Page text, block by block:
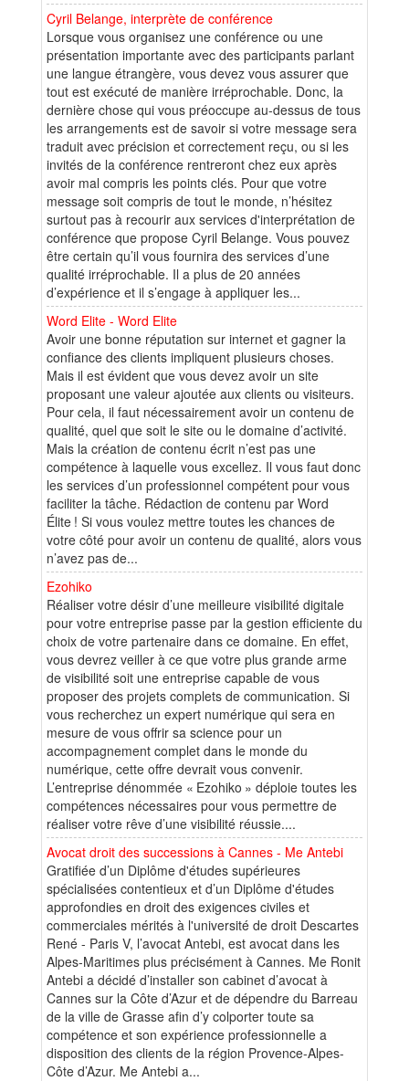
Cyril Belange, interprète de conférence
Lorsque vous organisez une conférence ou une
présentation importante avec des participants parlant
une langue étrangère, vous devez vous assurer que
tout est exécuté de manière irréprochable. Donc, la
dernière chose qui vous préoccupe au-dessus de tous
les arrangements est de savoir si votre message sera
traduit avec précision et correctement reçu, ou si les
invités de la conférence rentreront chez eux après
avoir mal compris les points clés. Pour que votre
message soit compris de tout le monde, n’hésitez
surtout pas à recourir aux services d'interprétation de
conférence que propose Cyril Belange. Vous pouvez
être certain qu’il vous fournira des services d’une
qualité irréprochable. Il a plus de 20 années
d’expérience et il s’engage à appliquer les...
Word Elite - Word Elite
Avoir une bonne réputation sur internet et gagner la
confiance des clients impliquent plusieurs choses.
Mais il est évident que vous devez avoir un site
proposant une valeur ajoutée aux clients ou visiteurs.
Pour cela, il faut nécessairement avoir un contenu de
qualité, quel que soit le site ou le domaine d’activité.
Mais la création de contenu écrit n’est pas une
compétence à laquelle vous excellez. Il vous faut donc
les services d’un professionnel compétent pour vous
faciliter la tâche. Rédaction de contenu par Word
Élite ! Si vous voulez mettre toutes les chances de
votre côté pour avoir un contenu de qualité, alors vous
n’avez pas de...
Ezohiko
Réaliser votre désir d’une meilleure visibilité digitale
pour votre entreprise passe par la gestion efficiente du
choix de votre partenaire dans ce domaine. En effet,
vous devrez veiller à ce que votre plus grande arme
de visibilité soit une entreprise capable de vous
proposer des projets complets de communication. Si
vous recherchez un expert numérique qui sera en
mesure de vous offrir sa science pour un
accompagnement complet dans le monde du
numérique, cette offre devrait vous convenir.
L’entreprise dénommée « Ezohiko » déploie toutes les
compétences nécessaires pour vous permettre de
réaliser votre rêve d’une visibilité réussie....
Avocat droit des successions à Cannes - Me Antebi
Gratifiée d’un Diplôme d'études supérieures
spécialisées contentieux et d’un Diplôme d'études
approfondies en droit des exigences civiles et
commerciales mérités à l'université de droit Descartes
René - Paris V, l’avocat Antebi, est avocat dans les
Alpes-Maritimes plus précisément à Cannes. Me Ronit
Antebi a décidé d’installer son cabinet d’avocat à
Cannes sur la Côte d’Azur et de dépendre du Barreau
de la ville de Grasse afin d’y colporter toute sa
compétence et son expérience professionnelle a
disposition des clients de la région Provence-Alpes-
Côte d’Azur. Me Antebi a...